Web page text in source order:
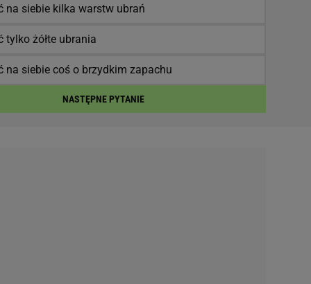
na siebie kilka warstw ubrań
tylko żółte ubrania
na siebie coś o brzydkim zapachu
NASTĘPNE PYTANIE